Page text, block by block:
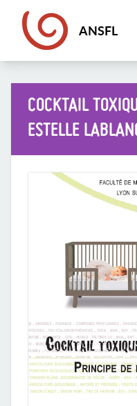
ANSFL
COCKTAIL
ESTELLE